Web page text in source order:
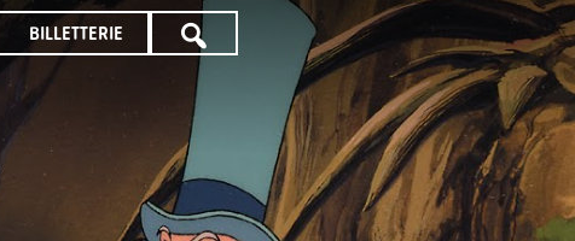
BILLETTERIE
TOUTE
PROGRAMMATION